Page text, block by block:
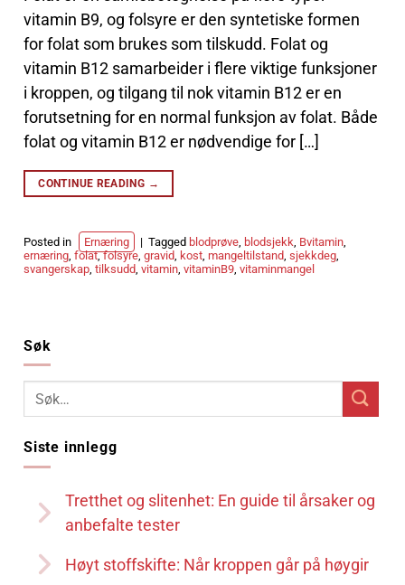
vitamin B9, og folsyre er den syntetiske formen
for folat som brukes som tilskudd. Folat og
vitamin B12 samarbeider i flere viktige funksjoner
i kroppen, og tilgang til nok vitamin B12 er en
forutsetning for en normal funksjon av folat. Både
folat og vitamin B12 er nødvendige for […]
CONTINUE READING →
Posted in Ernæring | Tagged blodprøve, blodsjekk, Bvitamin,
ernæring, folat,folsyre, gravid, kost, mangeltilstand, sjekkdeg,
svangerskap, tilksudd, vitamin, vitaminB9, vitaminmangel
Søk
Siste innlegg
Tretthet og slitenhet: En guide til årsaker og
anbefalte tester
Høyt stoffskifte: Når kroppen går på høygir